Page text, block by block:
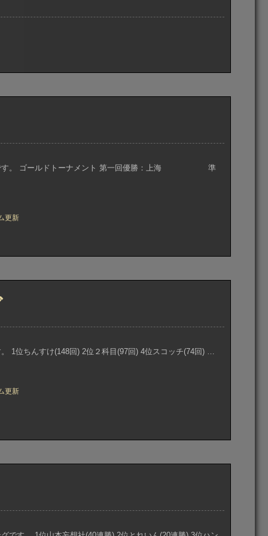
です。 ゴールドトーナメント 第一回優勝：上海 準
更新
1位ちんすけ(148回) 2位２科目(97回) 4位スコッチ(74回) …
更新